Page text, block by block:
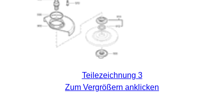
Teilezeichnung 3
Zum Vergrößern anklicken